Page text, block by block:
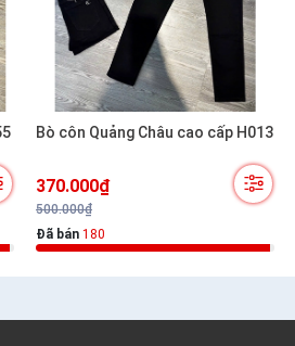
Bò côn Quảng Châu cao cấp H013
370.000₫
500.000₫
Đã bán 180